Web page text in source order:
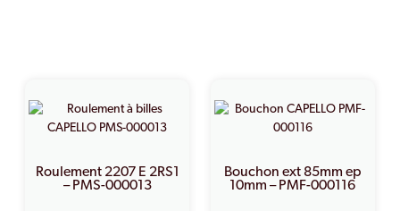
Roulement 2207 E 2RS1
– PMS-000013
Bouchon ext 85mm ep
10mm – PMF-000116